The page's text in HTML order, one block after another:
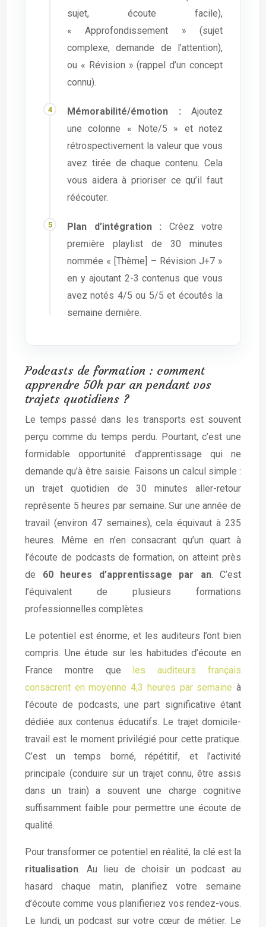
sujet, écoute facile),
« Approfondissement » (sujet
complexe, demande de l’attention),
ou « Révision » (rappel d’un concept
connu).
Mémorabilité/émotion : Ajoutez
une colonne « Note/5 » et notez
rétrospectivement la valeur que vous
avez tirée de chaque contenu. Cela
vous aidera à prioriser ce qu’il faut
réécouter.
Plan d’intégration : Créez votre
première playlist de 30 minutes
nommée « [Thème] – Révision J+7 »
en y ajoutant 2-3 contenus que vous
avez notés 4/5 ou 5/5 et écoutés la
semaine dernière.
Podcasts de formation : comment
apprendre 50h par an pendant vos
trajets quotidiens ?
Le temps passé dans les transports est souvent
perçu comme du temps perdu. Pourtant, c’est une
formidable opportunité d’apprentissage qui ne
demande qu’à être saisie. Faisons un calcul simple :
un trajet quotidien de 30 minutes aller-retour
représente 5 heures par semaine. Sur une année de
travail (environ 47 semaines), cela équivaut à 235
heures. Même en n’en consacrant qu’un quart à
l’écoute de podcasts de formation, on atteint près
de 60 heures d’apprentissage par an. C’est
l’équivalent de plusieurs formations
professionnelles complètes.
Le potentiel est énorme, et les auditeurs l’ont bien
compris. Une étude sur les habitudes d’écoute en
France montre que les auditeurs français
consacrent en moyenne 4,3 heures par semaine à
l’écoute de podcasts, une part significative étant
dédiée aux contenus éducatifs. Le trajet domicile-
travail est le moment privilégié pour cette pratique.
C’est un temps borné, répétitif, et l’activité
principale (conduire sur un trajet connu, être assis
dans un train) a souvent une charge cognitive
suffisamment faible pour permettre une écoute de
qualité.
Pour transformer ce potentiel en réalité, la clé est la
ritualisation. Au lieu de choisir un podcast au
hasard chaque matin, planifiez votre semaine
d’écoute comme vous planifieriez vos rendez-vous.
Le lundi, un podcast sur votre cœur de métier. Le